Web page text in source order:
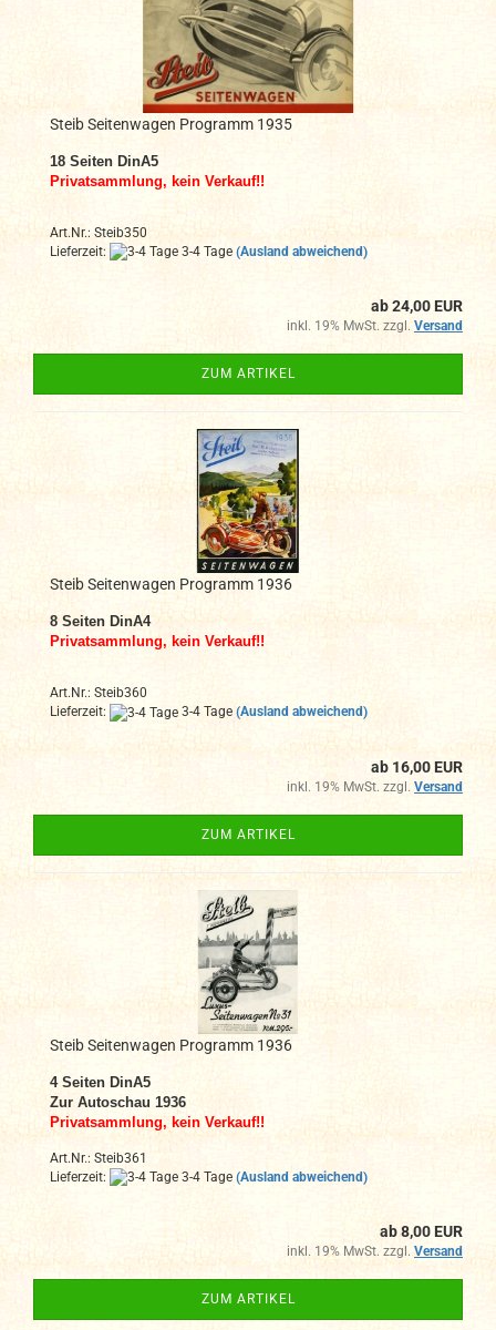
Steib Seitenwagen Programm 1935
18 Seiten DinA5
Privatsammlung, kein Verkauf!!
Art.Nr.: Steib350
Lieferzeit:
3-4 Tage (Ausland abweichend)
ab 24,00 EUR
inkl. 19% MwSt. zzgl. Versand
ZUM ARTIKEL
Steib Seitenwagen Programm 1936
8 Seiten DinA4
Privatsammlung, kein Verkauf!!
Art.Nr.: Steib360
Lieferzeit:
3-4 Tage (Ausland abweichend)
ab 16,00 EUR
inkl. 19% MwSt. zzgl. Versand
ZUM ARTIKEL
Steib Seitenwagen Programm 1936
4 Seiten DinA5
Zur Autoschau 1936
Privatsammlung, kein Verkauf!!
Art.Nr.: Steib361
Lieferzeit:
3-4 Tage (Ausland abweichend)
ab 8,00 EUR
inkl. 19% MwSt. zzgl. Versand
ZUM ARTIKEL